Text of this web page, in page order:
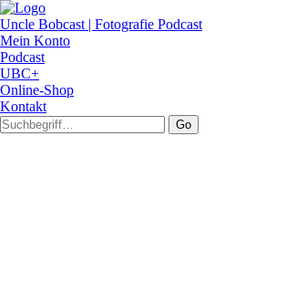
Uncle Bobcast | Fotografie Podcast
Mein Konto
Podcast
UBC+
Online-Shop
Kontakt
Go